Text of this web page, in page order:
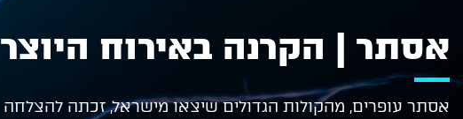
אסתר | הקרנה באירוח היוצר
אסתר עופרים, מהקולות הגדולים שיצאו מישראל, זכתה להצלחה